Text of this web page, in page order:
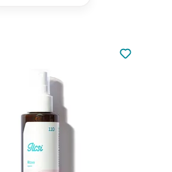
Nie dodano
Dodaj do